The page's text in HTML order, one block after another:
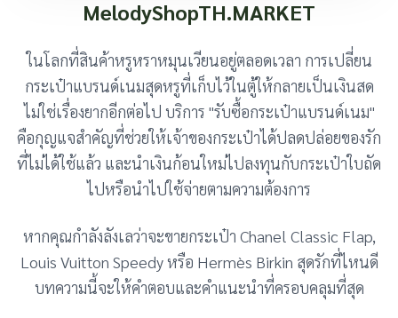
MelodyShopTH.MARKET
ในโลกที่สินค้าหรูหราหมุนเวียนอยู่ตลอดเวลา การเปลี่ยน
กระเป๋าแบรนด์เนมสุดหรูที่เก็บไว้ในตู้ให้กลายเป็นเงินสด
ไม่ใช่เรื่องยากอีกต่อไป บริการ "รับซื้อกระเป๋าแบรนด์เนม"
คือกุญแจสำคัญที่ช่วยให้เจ้าของกระเป๋าได้ปลดปล่อยของรัก
ที่ไม่ได้ใช้แล้ว และนำเงินก้อนใหม่ไปลงทุนกับกระเป๋าใบถัด
ไปหรือนำไปใช้จ่ายตามความต้องการ
หากคุณกำลังลังเลว่าจะขายกระเป๋า Chanel Classic Flap,
Louis Vuitton Speedy หรือ Hermès Birkin สุดรักที่ไหนดี
บทความนี้จะให้คำตอบและคำแนะนำที่ครอบคลุมที่สุด